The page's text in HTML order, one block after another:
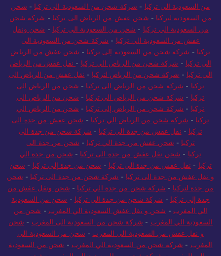
من السعودية الي تركيا - شركة شحن من السعودية الي تركيا - شحن
من السعودية لتركيا - شحن عفش من الرياض الى تركيا - شركة شحن
من السعودية الي تركيا - شحن من السعودية الى تركيا - شحن ونقل
عفش من السعودية الي تركيا - شركة شحن من السعودية الى
تركيا - شركة شحن من السعودية إلى تركيا - شحن عفش من الرياض
الى تركيا - شركة شحن من الرياض الي تركيا - نقل عفش من الرياض
الي تركيا - شركة شحن من الرياض لتركيا - نقل عفش من الرياض الى
تركيا - شركة شحن من الرياض الى تركيا - شحن من الرياض الى
تركيا - شركة شحن من الرياض الى تركيا - شحن من الرياض الي
تركيا - شركة شحن من الرياض إلى تركيا - شحن من الرياض الي
تركيا - شركة شحن من الرياض الي تركيا - شحن عفش من جدة الى
تركيا - نقل عفش من جدة الى تركيا - شركة شحن من جدة الى
تركيا - شحن عفش من جدة الي تركيا - شحن من جدة الى
تركيا - شحن نقل عفش من جدة الى تركيا - شحن من جدة الي
تركيا - نقل عفش من جدة الى تركيا - شحن من جدة إلى تركيا - شحن
و نقل عفش من جدة الى تركيا - شركة شحن من جدة الى تركيا - شحن
من جدة لتركيا - شركة شحن من جدة الي تركيا - شحن ونقل عفش من
جدة إلى تركيا - شركة شحن من جدة الي تركيا - شحن من السعودية
الي المغرب - شحن و نقل عفش السعودية الي المغرب - شحن من
السعودية الي المغرب - شركة شحن من السعودية الى المغرب - شحن
و نقل عفش من السعودية الي المغرب - شحن من السعودية الي
المغرب - شركة شحن من السعودية الي المغرب - شحن من السعودية